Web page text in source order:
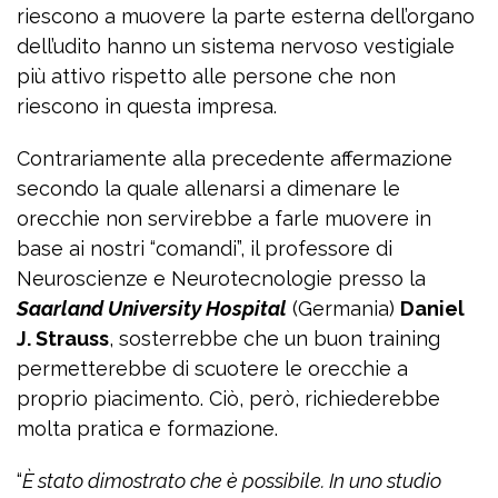
riescono a muovere la parte esterna dell’organo
dell’udito hanno un sistema nervoso vestigiale
più attivo rispetto alle persone che non
riescono in questa impresa.
Contrariamente alla precedente affermazione
secondo la quale allenarsi a dimenare le
orecchie non servirebbe a farle muovere in
base ai nostri “comandi”, il professore di
Neuroscienze e Neurotecnologie presso la
Saarland University Hospital (Germania) Daniel
J. Strauss, sosterrebbe che un buon training
permetterebbe di scuotere le orecchie a
proprio piacimento. Ciò, però, richiederebbe
molta pratica e formazione.
“È stato dimostrato che è possibile. In uno studio